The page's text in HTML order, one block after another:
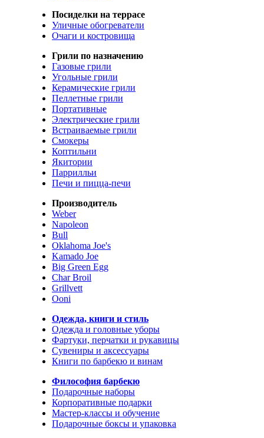
Посиделки на террасе
Уличные обогреватели
Очаги и костровища
Грили по назначению
Газовые грили
Угольные грили
Керамические грили
Пеллетные грили
Портативные
Электрические грили
Встраиваемые грили
Смокеры
Коптильни
Якитории
Паррилльи
Печи и пицца-печи
Производитель
Weber
Napoleon
Bull
Oklahoma Joe's
Kamado Joe
Big Green Egg
Char Broil
Grillvett
Ooni
Одежда, книги и стиль
Одежда и головные уборы
Фартуки, перчатки и рукавицы
Сувениры и аксессуары
Книги по барбекю и винам
Философия барбекю
Подарочные наборы
Корпоративные подарки
Мастер-классы и обучение
Подарочные боксы и упаковка